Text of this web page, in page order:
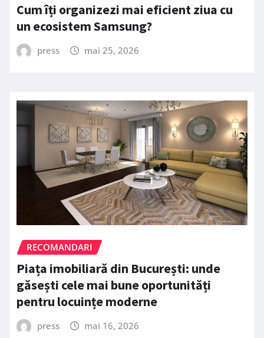
Cum îți organizezi mai eficient ziua cu
un ecosistem Samsung?
press mai 25, 2026
RECOMANDARI
Piața imobiliară din București: unde
găsești cele mai bune oportunități
pentru locuințe moderne
press mai 16, 2026